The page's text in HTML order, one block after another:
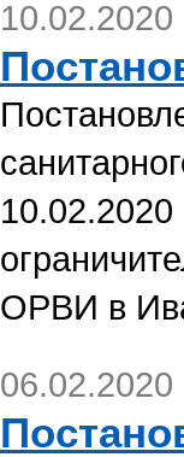
10.02.2020
ОРВИ в
06.02.2020